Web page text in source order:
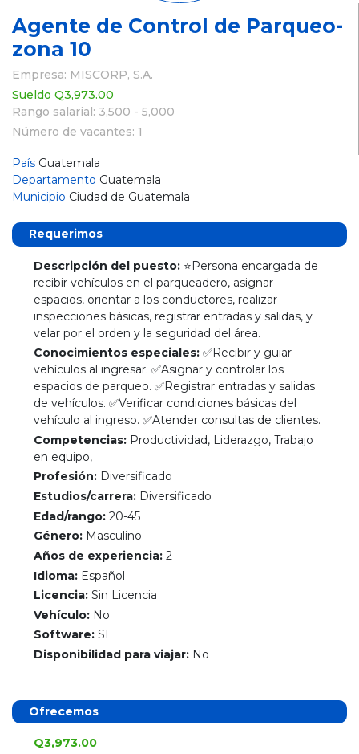
Agente de Control de Parqueo-
zona 10
Empresa: MISCORP, S.A.
Sueldo Q3,973.00
Rango salarial: 3,500 - 5,000
Número de vacantes: 1
País Guatemala
Departamento Guatemala
Municipio Ciudad de Guatemala
Requerimos
Descripción del puesto: ⭐Persona encargada de
recibir vehículos en el parqueadero, asignar
espacios, orientar a los conductores, realizar
inspecciones básicas, registrar entradas y salidas, y
velar por el orden y la seguridad del área.
Conocimientos especiales: ✅Recibir y guiar
vehículos al ingresar. ✅Asignar y controlar los
espacios de parqueo. ✅Registrar entradas y salidas
de vehículos. ✅Verificar condiciones básicas del
vehículo al ingreso. ✅Atender consultas de clientes.
Competencias: Productividad, Liderazgo, Trabajo
en equipo,
Profesión: Diversificado
Estudios/carrera: Diversificado
Edad/rango: 20-45
Género: Masculino
Años de experiencia: 2
Idioma: Español
Licencia: Sin Licencia
Vehículo: No
Software: SI
Disponibilidad para viajar: No
Ofrecemos
Q3,973.00